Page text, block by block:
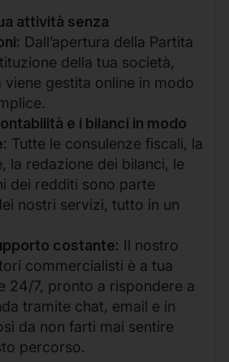
attività senza
Dall’apertura della Partita
della tua società,
viene gestita online in modo
e i bilanci in modo
Tutte le consulenze fiscali, la
la redazione dei bilanci, le
dei redditi sono parte
nostri servizi, tutto in un
costante: Il nostro
commercialisti è a tua
24/7, pronto a rispondere a
tramite chat, email e in
da non farti mai sentire
percorso.